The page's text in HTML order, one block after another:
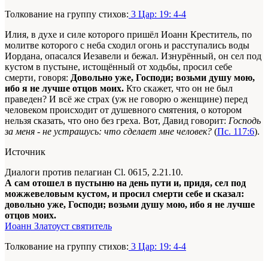
Толкование на группу стихов: 3 Цар: 19: 4-4
Илия, в духе и силе которого пришёл Иоанн Креститель, по
молитве которого с неба сходил огонь и расступались воды
Иордана, опасался Иезавели и бежал. Изнурённый, он сел под
кустом в пустыне, истощённый от ходьбы, просил себе
смерти, говоря: Довольно уже, Господи; возьми душу мою,
ибо я не лучше отцов моих. Кто скажет, что он не был
праведен? И всё же страх (уж не говорю о женщине) перед
человеком происходит от душевного смятения, о котором
нельзя сказать, что оно без греха. Вот, Давид говорит: Господь
за меня - не устрашусь: что сделает мне человек? (Пс. 117:6).
Источник
Диалоги против пелагиан Cl. 0615, 2.21.10.
А сам отошел в пустыню на день пути и, придя, сел под
можжевеловым кустом, и просил смерти себе и сказал:
довольно уже, Господи; возьми душу мою, ибо я не лучше
отцов моих.
Иоанн Златоуст святитель
Толкование на группу стихов: 3 Цар: 19: 4-4